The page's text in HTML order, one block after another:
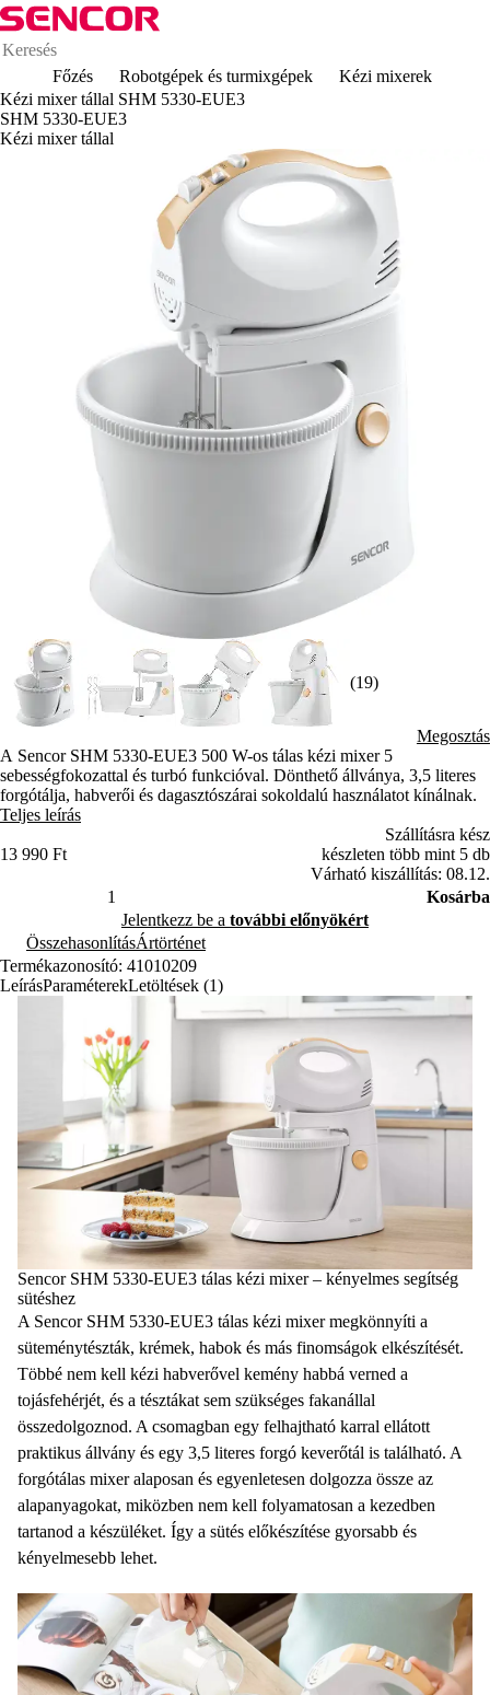
Főzés Robotgépek és turmixgépek
Kézi mixerek
Kézi mixer tállal SHM 5330-EUE3
SHM 5330-EUE3
Kézi mixer tállal
(19)
Megosztás
A Sencor SHM 5330-EUE3 500 W-os tálas kézi mixer 5
sebességfokozattal és turbó funkcióval. Dönthető állványa, 3,5 literes
forgótálja, habverői és dagasztószárai sokoldalú használatot kínálnak.
Teljes leírás
13 990 Ft
Szállításra kész
készleten több mint 5 db
Várható kiszállítás: 08.12.
Kosárba
Jelentkezz be a további előnyökért
ÖsszehasonlításÁrtörténet
Termékazonosító: 41010209
LeírásParaméterekLetöltések (1)
Sencor SHM 5330-EUE3 tálas kézi mixer – kényelmes segítség
sütéshez
A Sencor SHM 5330-EUE3 tálas kézi mixermegkönnyíti a
süteménytészták, krémek, habok és más finomságok elkészítését.
Többé nem kell kézi habverővel kemény habbá verned a
tojásfehérjét, és a tésztákat sem szükséges fakanállal
összedolgoznod. A csomagban egy felhajtható karral ellátott
praktikus állvány és egy 3,5 literes forgó keverőtál is található. A
forgótálas mixer alaposan és egyenletesen dolgozza össze az
alapanyagokat, miközben nem kell folyamatosan a kezedben
tartanod a készüléket. Így a sütés előkészítése gyorsabb és
kényelmesebb lehet.